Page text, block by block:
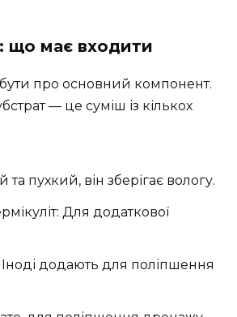
що має входити
про основний компонент.
— це суміш із кількох
пухкий, він зберігає вологу.
Для додаткової
додають для поліпшення